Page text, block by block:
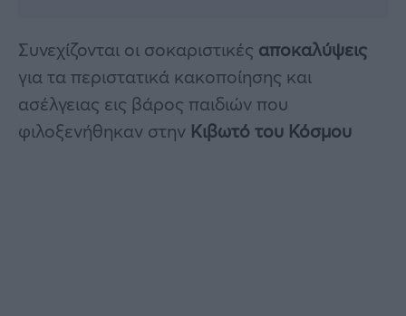
Συνεχίζονται οι σοκαριστικές αποκαλύψεις
για τα περιστατικά κακοποίησης και
ασέλγειας εις βάρος παιδιών που
φιλοξενήθηκαν στην Κιβωτό του Κόσμου